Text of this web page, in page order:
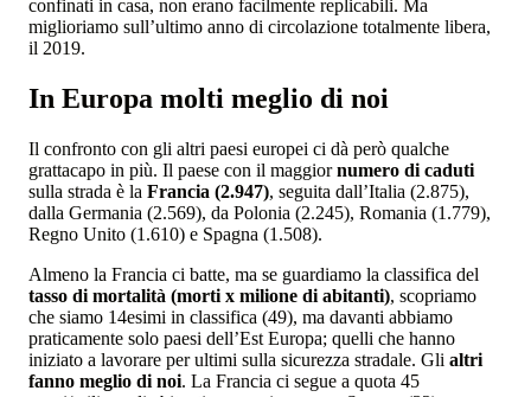
confinati in casa, non erano facilmente replicabili. Ma
miglioriamo sull’ultimo anno di circolazione totalmente libera,
il 2019.
In Europa molti meglio di noi
Il confronto con gli altri paesi europei ci dà però qualche
grattacapo in più. Il paese con il maggiornumero di caduti
sulla strada è la Francia (2.947), seguita dall’Italia (2.875),
dalla Germania (2.569), da Polonia (2.245), Romania (1.779),
Regno Unito (1.610) e Spagna (1.508).
Almeno la Francia ci batte, ma se guardiamo la classifica del
tasso di mortalità (morti x milione di abitanti), scopriamo
che siamo 14esimi in classifica (49), ma davanti abbiamo
praticamente solo paesi dell’Est Europa; quelli che hanno
iniziato a lavorare per ultimi sulla sicurezza stradale. Gli altri
fanno meglio di noi. La Francia ci segue a quota 45